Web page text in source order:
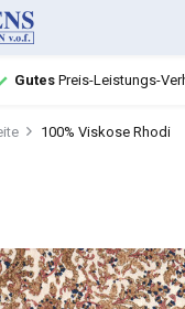
GutesPreis-Leistungs-
100% Viskose Rhodi